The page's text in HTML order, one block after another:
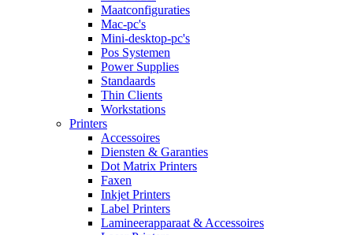
Maatconfiguraties
Mac-pc's
Mini-desktop-pc's
Pos Systemen
Power Supplies
Standaards
Thin Clients
Workstations
Printers
Accessoires
Diensten & Garanties
Dot Matrix Printers
Faxen
Inkjet Printers
Label Printers
Lamineerapparaat & Accessoires